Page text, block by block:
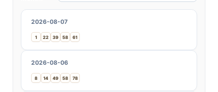
2026-08-07
1 22 39 58 61
2026-08-06
8 14 49 58 78